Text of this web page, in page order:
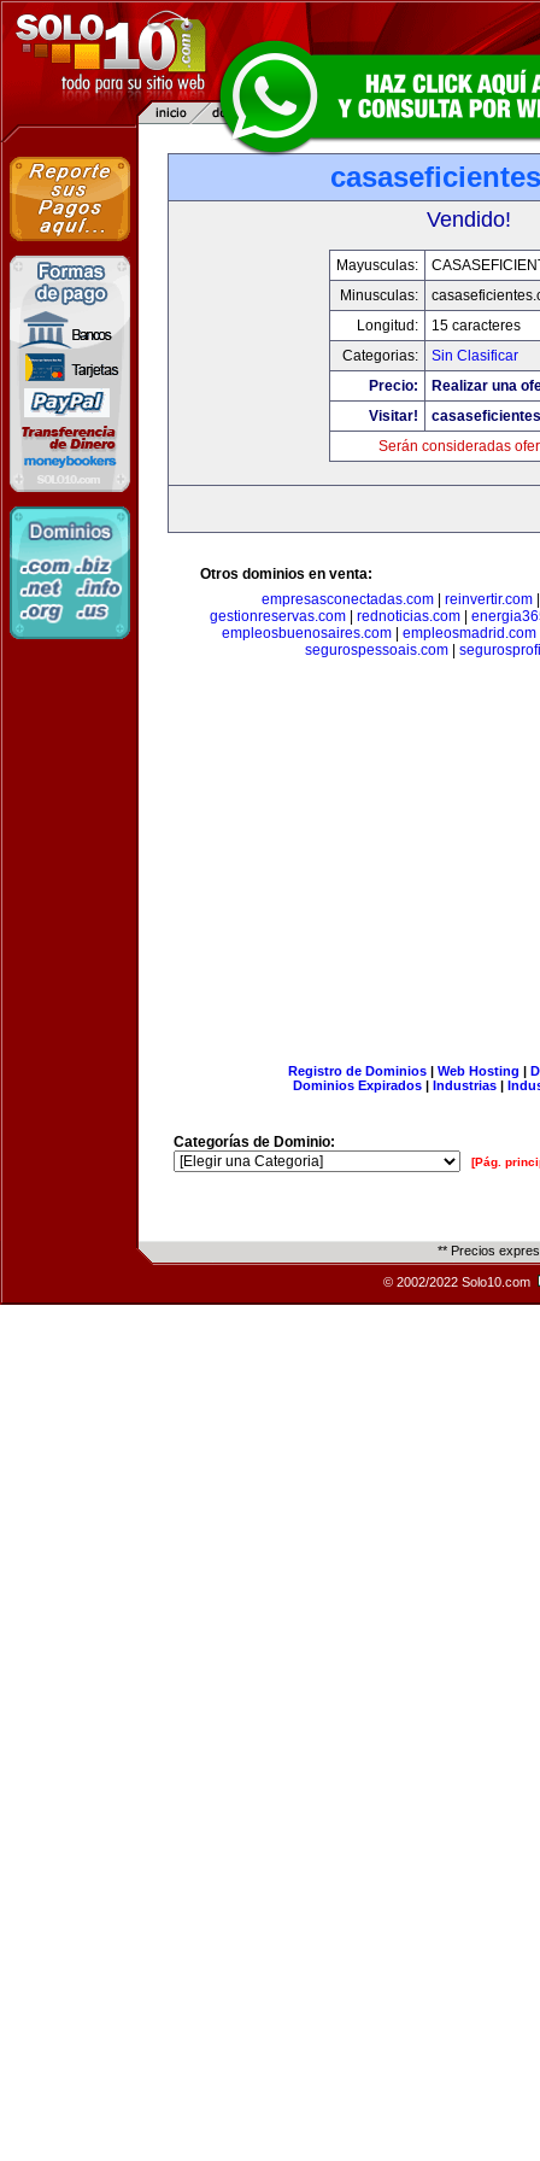
Vendido!
Mayusculas:
Minusculas:
Longitud:
15 caracteres
Categorias:
Sin Clasificar
Precio:
Realizar una
Visitar!
Serán consideradas
Otros dominios en venta:
empresasconectadas.com| reinvertir.com
gestionreservas.com| rednoticias.com|
empleosbuenosaires.com
empleosmadrid.com
segurospessoais.com|
Registro de Dominios| Web Hosting |
Dominios Expirados | Industrias |
Categorías de Dominio:
[Pág.
** Precios
© 2002/2022 Solo10.com